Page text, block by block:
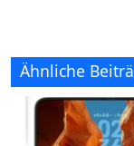
Ähnliche